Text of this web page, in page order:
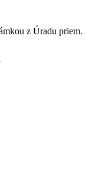
z Úradu priem.